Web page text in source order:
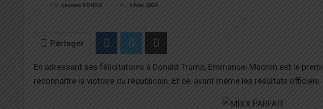
Par Lazarre KONDO Au 6 Nov 2024
Partager
En adressant ses félicitations à Donald Trump, Emmanuel Macron est le
reconnaître la victoire du républicain. Et ce, avant même les résultats officiels.